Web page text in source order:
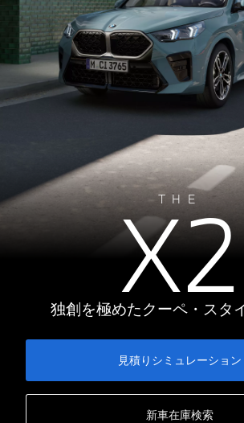
THE
X2
独創を極めたクーペ・スタ
見積りシミュレーション
新車在庫検索